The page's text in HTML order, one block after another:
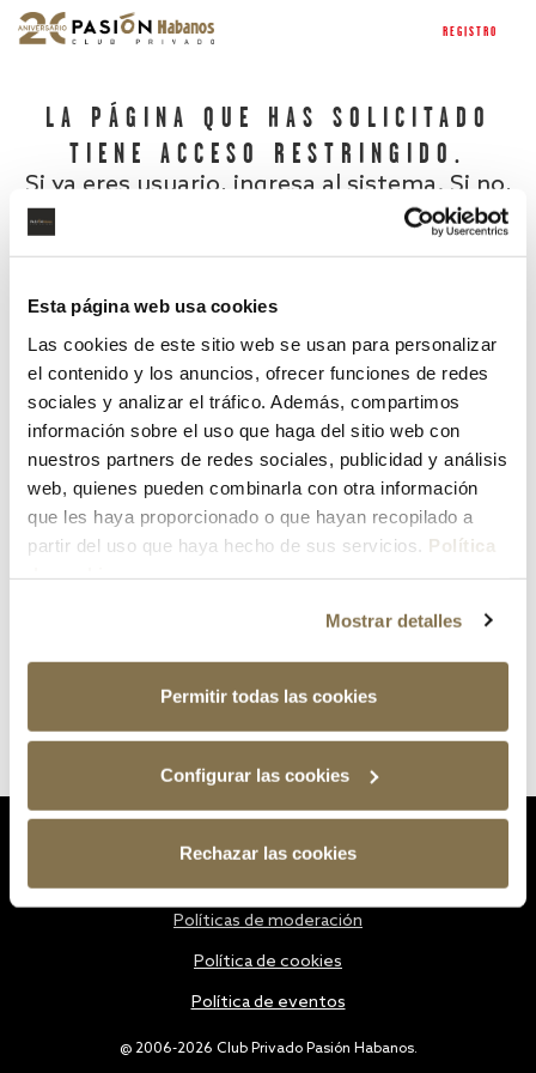
Esta página web usa cookies
Las cookies de este sitio web se usan para personalizar
el contenido y los anuncios, ofrecer funciones de redes
sociales y analizar el tráfico. Además, compartimos
información sobre el uso que haga del sitio web con
nuestros partners de redes sociales, publicidad y análisis
web, quienes pueden combinarla con otra información
que les haya proporcionado o que hayan recopilado a
partir del uso que haya hecho de sus servicios. Política
Mostrar detalles
Permitir todas las cookies
Configurar las cookies
Rechazar las cookies
REGISTRO
LA PÁGINA QUE HAS SOLICITADO
TIENE ACCESO RESTRINGIDO.
Si ya eres usuario, ingresa al sistema. Si no,
¿Has olvidado tu contraseña?
@ 2006-2026 Club Privado Pasión Habanos.
Políticas de moderación
Política de cookies
Política de eventos